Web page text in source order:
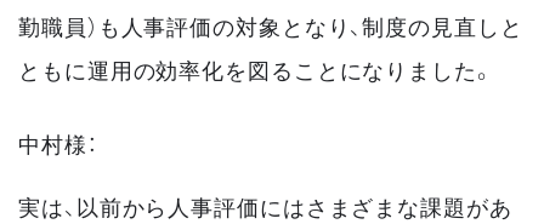
勤職員）も人事評価の対象となり、制度の見直しと
ともに運用の効率化を図ることになりました。
中村様：
実は、以前から人事評価にはさまざまな課題があ